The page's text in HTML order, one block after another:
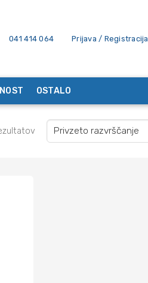
041 414 064 Prijava / Registracija
OSTALO